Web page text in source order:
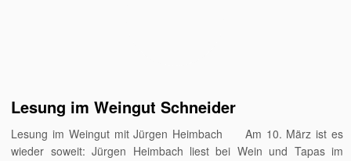
Lesung im Weingut Schneider
Lesung im Weingut mit Jürgen Heimbach Am 10. März ist es
wieder soweit: Jürgen Heimbach liest bei Wein und Tapas im